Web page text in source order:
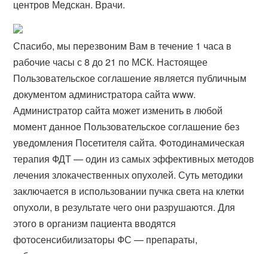
центров Медскан. Врачи.
Спасибо, мы перезвоним Вам в течение 1 часа в
рабочие часы с 8 до 21 по МСК. Настоящее
Пользовательское соглашение является публичным
документом администратора сайта www.
Администратор сайта может изменить в любой
момент данное Пользовательское соглашение без
уведомления Посетителя сайта. Фотодинамическая
терапия ФДТ — один из самых эффективных методов
лечения злокачественных опухолей. Суть методики
заключается в использовании пучка света на клетки
опухоли, в результате чего они разрушаются. Для
этого в организм пациента вводятся
фотосенсибилизаторы ФС — препараты,